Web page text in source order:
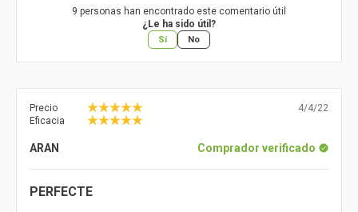
9 personas han encontrado este comentario útil
¿Le ha sido útil?
Sí No
Precio
Eficacia
4/4/22
ARAN Comprador verificado
PERFECTE